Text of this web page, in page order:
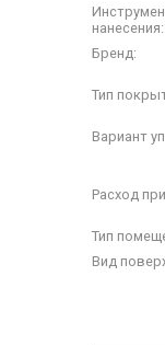
нанесения:
Бренд:
Тип
Вариант
Расход
Тип
Вид